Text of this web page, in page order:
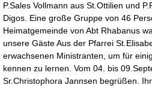
P.Sales Vollmann aus St.Ottilien und
Digos. Eine große Gruppe von 46
Heimatgemeinde von Abt Rhabanus
unsere Gäste Aus der Pfarrei
erwachsenen Ministranten, um für
kennen zu lernen. Vom 04. bis
Sr.Christophora Jannsen begrüßen.